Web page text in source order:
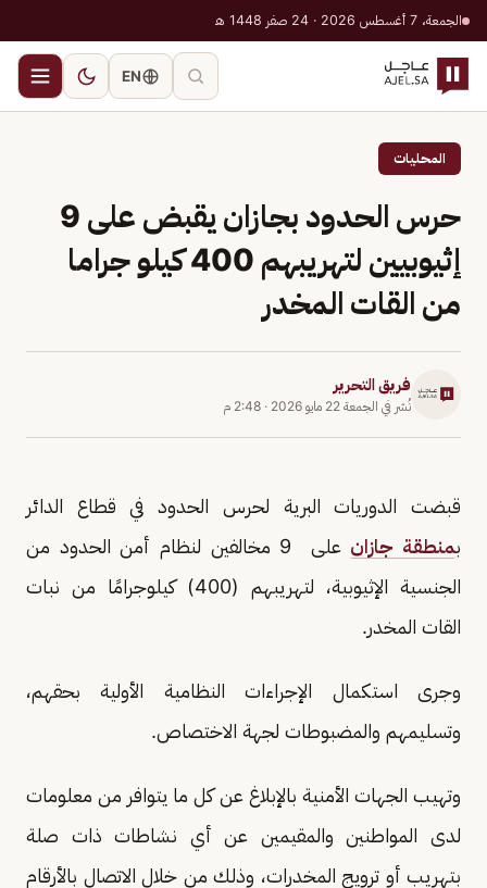
الجمعة، 7 أغسطس 2026 · 24 صفر 1448 هـ
EN
المحليات
حرس الحدود بجازان يقبض على 9
إثيوبيين لتهريبهم 400 كيلو جراما
من القات المخدر
فريق التحرير
نُشر في الجمعة 22 مايو 2026 · 2:48 م
قبضت الدوريات البرية لحرس الحدود في قطاع الدائر
بمنطقة جازان
على 9 مخالفين لنظام أمن الحدود من
الجنسية الإثيوبية، لتهريبهم (400) كيلوجرامًا من نبات
القات المخدر.
وجرى استكمال الإجراءات النظامية الأولية بحقهم،
وتسليمهم والمضبوطات لجهة الاختصاص.
وتهيب الجهات الأمنية بالإبلاغ عن كل ما يتوافر من معلومات
لدى المواطنين والمقيمين عن أي نشاطات ذات صلة
بتهريب أو ترويج المخدرات، وذلك من خلال الاتصال بالأرقام